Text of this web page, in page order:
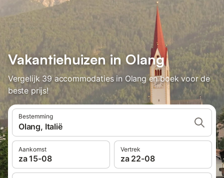
Vakantiehuizen in Olang
Vergelijk 39 accommodaties in Olang en boek voor de
beste prijs!
Bestemming
Olang, Italië
Aankomst
za 15-08
Vertrek
za 22-08